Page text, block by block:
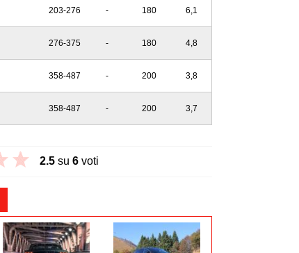
203-276 - 180 6,1
276-375 - 180 4,8
358-487 - 200 3,8
358-487 - 200 3,7
2.5 su 6 voti